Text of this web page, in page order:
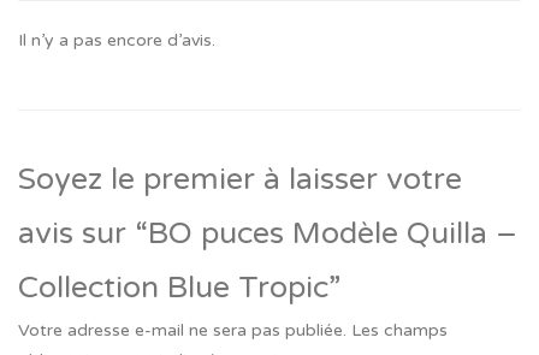
Il n’y a pas encore d’avis.
Soyez le premier à laisser votre
avis sur “BO puces Modèle Quilla –
Collection Blue Tropic”
Votre adresse e-mail ne sera pas publiée. Les champs